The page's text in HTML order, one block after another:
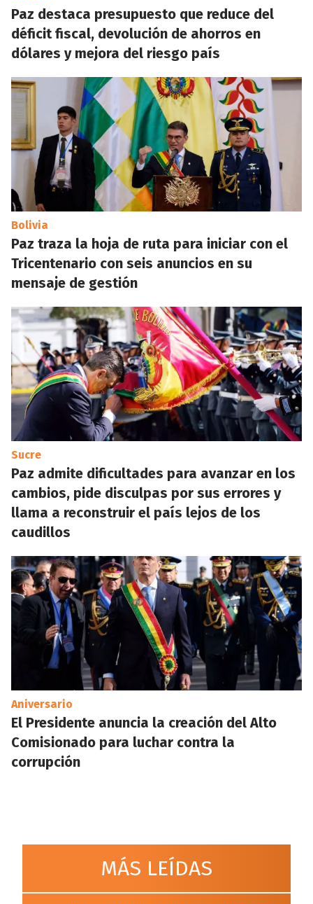
Paz destaca presupuesto que reduce del
déficit fiscal, devolución de ahorros en
dólares y mejora del riesgo país
Bolivia
Paz traza la hoja de ruta para iniciar con el
Tricentenario con seis anuncios en su
mensaje de gestión
Sucre
Paz admite dificultades para avanzar en los
cambios, pide disculpas por sus errores y
llama a reconstruir el país lejos de los
caudillos
Aniversario
El Presidente anuncia la creación del Alto
Comisionado para luchar contra la
corrupción
MÁS LEÍDAS